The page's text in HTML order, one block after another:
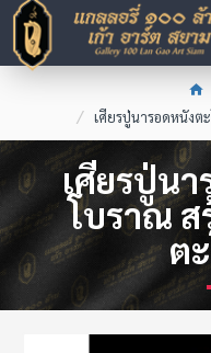
เศียรปู่นารอดหนังต
เศียรปู่น
โบราณ ส
ต